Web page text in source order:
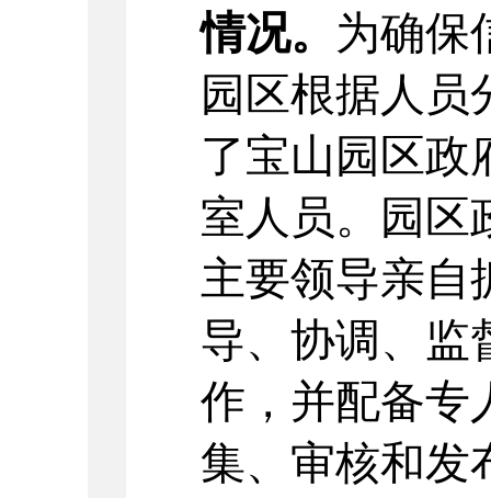
情况。 为确保
园区根据人员
了宝山园区政
室人员。园区
主要领导亲自
导、协调、监
作，并配备专
集、审核和发